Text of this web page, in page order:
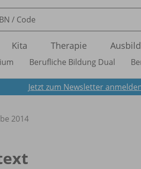
Kita Therapie
Berufliche Bildung Dual
Jetzt zum Newsletter
2014